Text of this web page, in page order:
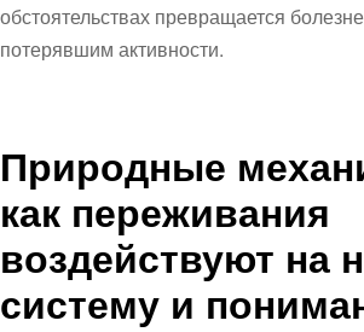
обстоятельствах превращается
потерявшим активности.
Природные
как переживания
воздействуют на
систему и